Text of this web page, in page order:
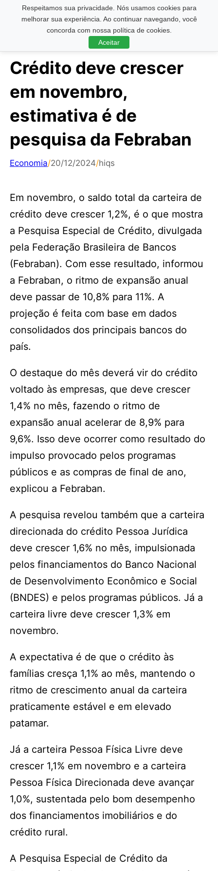
Respeitamos sua privacidade. Nós usamos cookies para
melhorar sua experiência. Ao continuar navegando, você
concorda com nossa política de cookies.
Aceitar
Pesquisar ...
Crédito deve crescer
em novembro,
estimativa é de
pesquisa da Febraban
Economia/20/12/2024/hiqs
Em novembro, o saldo total da carteira de
crédito deve crescer 1,2%, é o que mostra
a Pesquisa Especial de Crédito, divulgada
pela Federação Brasileira de Bancos
(Febraban). Com esse resultado, informou
a Febraban, o ritmo de expansão anual
deve passar de 10,8% para 11%. A
projeção é feita com base em dados
consolidados dos principais bancos do
país.
O destaque do mês deverá vir do crédito
voltado às empresas, que deve crescer
1,4% no mês, fazendo o ritmo de
expansão anual acelerar de 8,9% para
9,6%. Isso deve ocorrer como resultado do
impulso provocado pelos programas
públicos e as compras de final de ano,
explicou a Febraban.
A pesquisa revelou também que a carteira
direcionada do crédito Pessoa Jurídica
deve crescer 1,6% no mês, impulsionada
pelos financiamentos do Banco Nacional
de Desenvolvimento Econômico e Social
(BNDES) e pelos programas públicos. Já a
carteira livre deve crescer 1,3% em
novembro.
A expectativa é de que o crédito às
famílias cresça 1,1% ao mês, mantendo o
ritmo de crescimento anual da carteira
praticamente estável e em elevado
patamar.
Já a carteira Pessoa Física Livre deve
crescer 1,1% em novembro e a carteira
Pessoa Física Direcionada deve avançar
1,0%, sustentada pelo bom desempenho
dos financiamentos imobiliários e do
crédito rural.
A Pesquisa Especial de Crédito da